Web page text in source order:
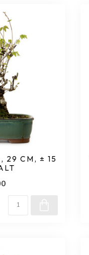
29 CM, ± 15